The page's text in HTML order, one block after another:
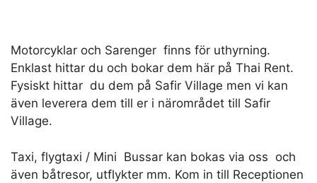
Motorcyklar och Sarenger finns för uthyrning.
Enklast hittar du och bokar dem här på Thai Rent.
Fysiskt hittar du dem på Safir Village men vi kan
även leverera dem till er i närområdet till Safir
Village.
Taxi, flygtaxi / Mini Bussar kan bokas via oss och
även båtresor, utflykter mm. Kom in till Receptionen